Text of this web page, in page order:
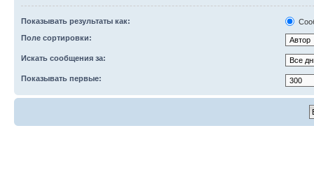
Показывать результаты как:
Поле сортировки:
Искать сообщения за:
Показывать первые: